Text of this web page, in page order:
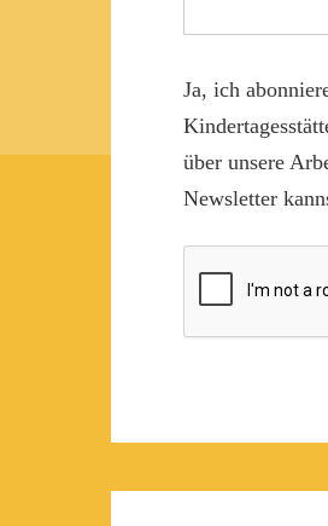
Ja, ich
über unsere
Newsletter